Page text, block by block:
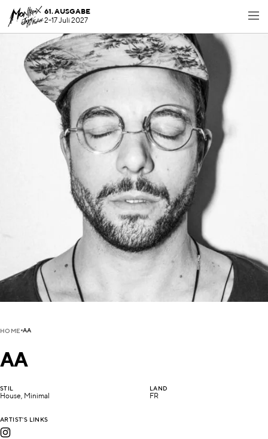
61. AUSGABE
2-17 Juli 2027
HOME AA
AA
STIL
House, Minimal
LAND
FR
ARTIST'S LINKS